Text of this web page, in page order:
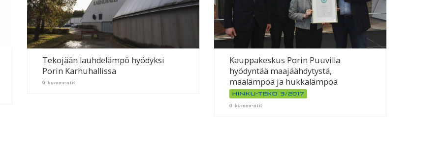
Tekojään lauhdelämpö hyödyksi
Porin Karhuhallissa
0 kommentit
Kauppakeskus Porin Puuvilla
hyödyntää maajäähdytystä,
maalämpöä ja hukkalämpöä
Hinku-teko 3/2017
0 kommentit